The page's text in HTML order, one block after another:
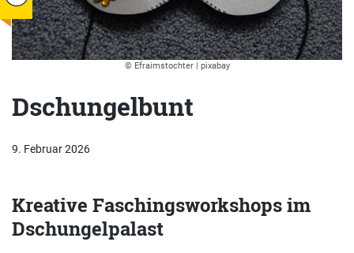
© Efraimstochter | pixabay
Dschungelbunt
9. Februar 2026
Kreative Faschingsworkshops im
Dschungelpalast